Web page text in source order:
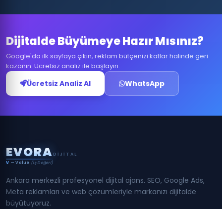
Dijitalde Büyümeye Hazır Mısınız?
Google'da ilk sayfaya çıkın, reklam bütçenizi katlar halinde geri
kazanın. Ücretsiz analiz ile başlayın.
Ücretsiz Analiz Al WhatsApp
EVORA DIJITAL
V — Value (İş Değeri)
Ankara merkezli profesyonel dijital ajans. SEO, Google Ads,
Meta reklamları ve web çözümleriyle markanızı dijitalde
büyütüyoruz.